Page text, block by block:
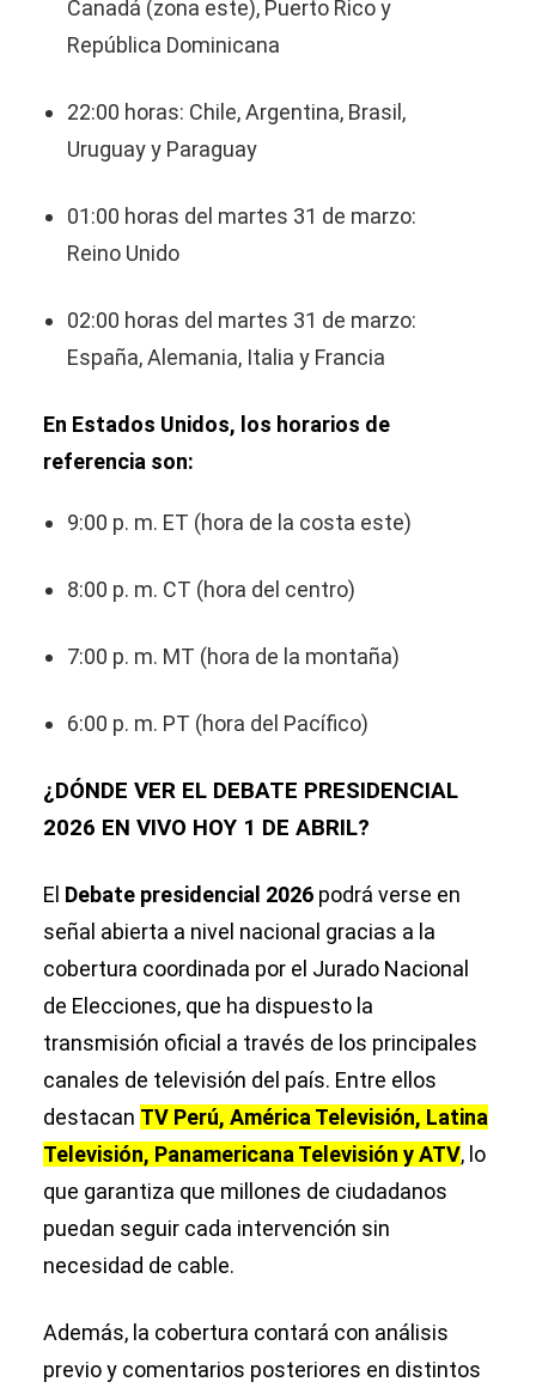
Canadá (zona este), Puerto Rico y
República Dominicana
22:00 horas: Chile, Argentina, Brasil,
Uruguay y Paraguay
01:00 horas del martes 31 de marzo:
Reino Unido
02:00 horas del martes 31 de marzo:
España, Alemania, Italia y Francia
En Estados Unidos, los horarios de
referencia son:
9:00 p. m. ET (hora de la costa este)
8:00 p. m. CT (hora del centro)
7:00 p. m. MT (hora de la montaña)
6:00 p. m. PT (hora del Pacífico)
¿DÓNDE VER EL DEBATE PRESIDENCIAL
2026 EN VIVO HOY 1 DE ABRIL?
El Debate presidencial 2026 podrá verse en
señal abierta a nivel nacional gracias a la
cobertura coordinada por el Jurado Nacional
de Elecciones, que ha dispuesto la
transmisión oficial a través de los principales
canales de televisión del país. Entre ellos
destacan TV Perú, América Televisión, Latina
Televisión, Panamericana Televisión y ATV, lo
que garantiza que millones de ciudadanos
puedan seguir cada intervención sin
necesidad de cable.
Además, la cobertura contará con análisis
previo y comentarios posteriores en distintos